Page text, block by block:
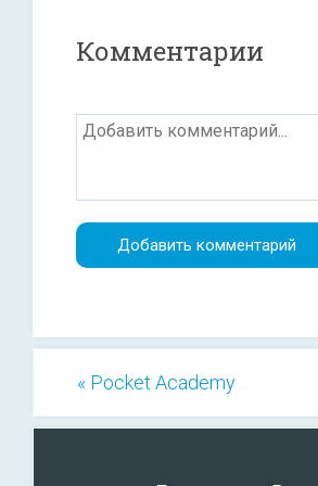
Комментарии
« Pocket Academy